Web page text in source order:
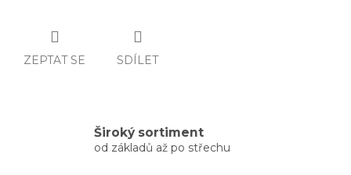
ZEPTAT SE SDÍLET
Široký sortiment
od základů až po střechu